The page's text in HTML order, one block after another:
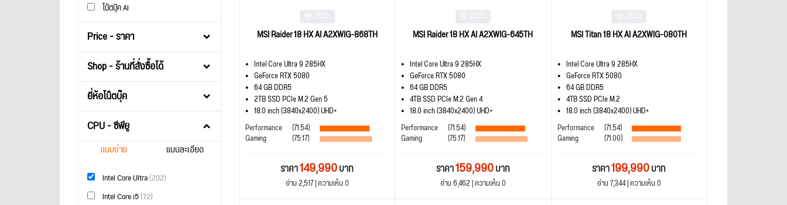
โน้ตบุ๊ค AI
Price - ราคา
Shop - ร้านที่สั่งซื้อได้
ยี่ห้อโน็ตบุ๊ค
CPU - ซีพียู
แบบง่าย แบบละเอียด
Intel Core Ultra(202)
Intel Core i5(72)
MSI Raider 18 HX AI A2XWIG-868TH
Intel Core Ultra 9 285HX
GeForce RTX 5080
64 GB DDR5
2TB SSD PCIe M.2 Gen 5
18.0 inch (3840x2400) UHD+
Performance
(71.54)
Gaming (75.17)
ราคา149,990บาท
อ่าน 2,517 | ความเห็น 0
MSI Raider 18 HX AI A2XWIG-645TH
Intel Core Ultra 9 285HX
GeForce RTX 5080
64 GB DDR5
4TB SSD PCIe M.2 Gen 4
18.0 inch (3840x2400) UHD+
Performance
(71.54)
Gaming (75.17)
ราคา159,990บาท
อ่าน 6,462 | ความเห็น 0
MSI Titan 18 HX AI A2XWIG-080TH
Intel Core Ultra 9 285HX
GeForce RTX 5080
64 GB DDR5
4TB SSD PCIe M.2
18.0 inch (3840x2400) UHD+
Performance
(71.54)
Gaming (71.00)
ราคา199,990บาท
อ่าน 7,344 | ความเห็น 0